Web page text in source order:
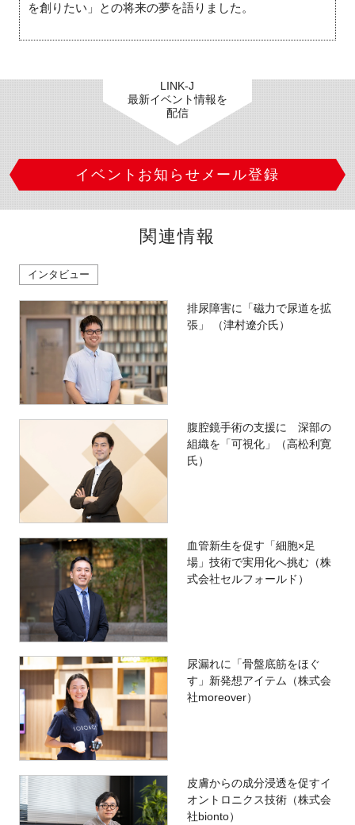
を創りたい」との将来の夢を語りました。
LINK-J
最新イベント情報を
配信
イベントお知らせメール登録
関連情報
インタビュー
排尿障害に「磁力で尿道を拡
張」 （津村遼介氏）
腹腔鏡手術の支援に 深部の
組織を「可視化」（高松利寛
氏）
血管新生を促す「細胞×足
場」技術で実用化へ挑む（株
式会社セルフォールド）
尿漏れに「骨盤底筋をほぐ
す」新発想アイテム（株式会
社moreover）
皮膚からの成分浸透を促すイ
オントロニクス技術（株式会
社bionto）